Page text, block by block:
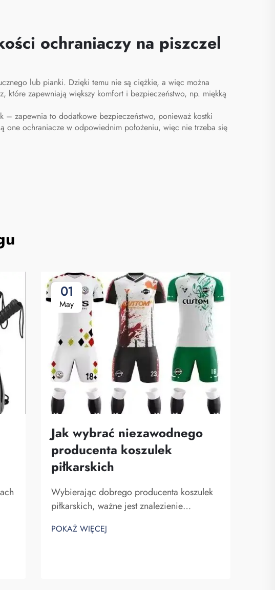
ochraniaczy na piszczel
lub pianki. Dzięki temu nie są ciężkie, a więc można
zapewniają większy komfort i bezpieczeństwo, np. miękką
– zapewnia to dodatkowe bezpieczeństwo, ponieważ kostki
one ochraniacze w odpowiednim położeniu, więc nie trzeba się
01
May
Jak wybrać niezawodnego
producenta koszulek
piłkarskich
Wybierając dobrego producenta koszulek
piłkarskich, ważne jest znalezienie
która jest wiarygodna i wytwarza koszulki
POKAŻ WIĘCEJ